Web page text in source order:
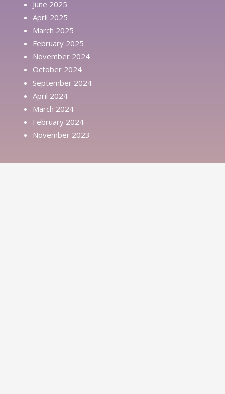
June 2025
April 2025
March 2025
February 2025
November 2024
October 2024
September 2024
April 2024
March 2024
February 2024
November 2023